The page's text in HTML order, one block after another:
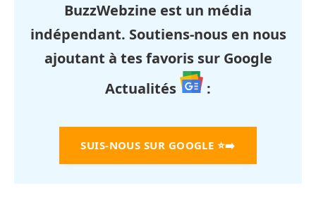
BuzzWebzine est un média
indépendant. Soutiens-nous en nous
ajoutant à tes favoris sur Google
Actualités
:
SUIS-NOUS SUR GOOGLE ⭐➡️